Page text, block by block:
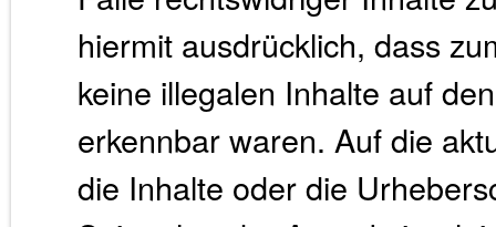
hiermit ausdrücklich, dass
keine illegalen Inhalte auf
erkennbar waren. Auf die
die Inhalte oder die